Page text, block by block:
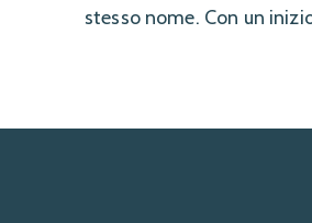
stesso nome. Con un